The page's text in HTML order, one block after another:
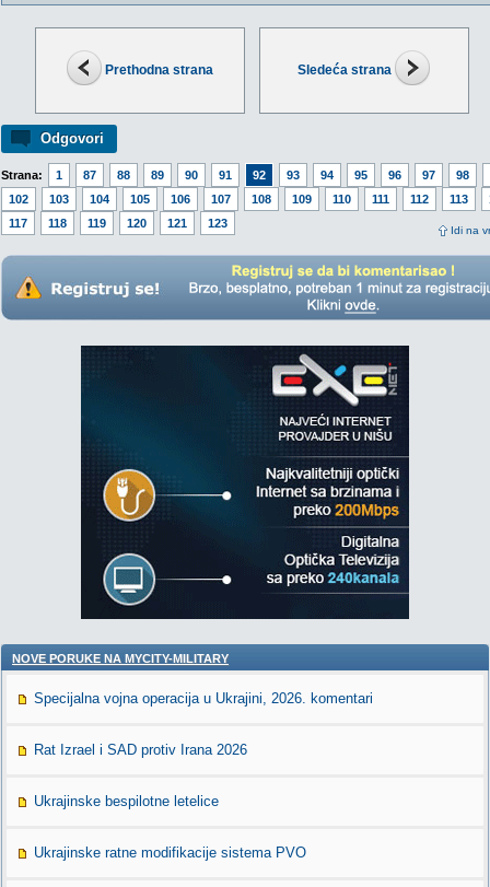
Prethodna strana Sledeća strana
Odgovori
Strana: 1 87 88 89 90 91 92 93 94 95 96 97
98
102
103 104 105 106 107 108 109 110 111 112 113
117
118 119 120 121 123
Idi na
NOVE PORUKE NA MYCITY-MILITARY
Specijalna vojna operacija u Ukrajini, 2026. komentari
Rat Izrael i SAD protiv Irana 2026
Ukrajinske bespilotne letelice
Ukrajinske ratne modifikacije sistema PVO